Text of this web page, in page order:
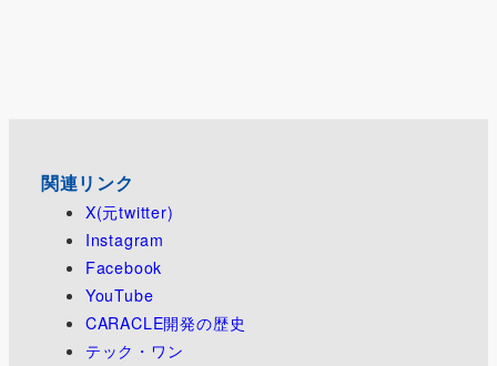
関連リンク
X(元twitter)
Instagram
Facebook
YouTube
CARACLE開発の歴史
テック・ワン